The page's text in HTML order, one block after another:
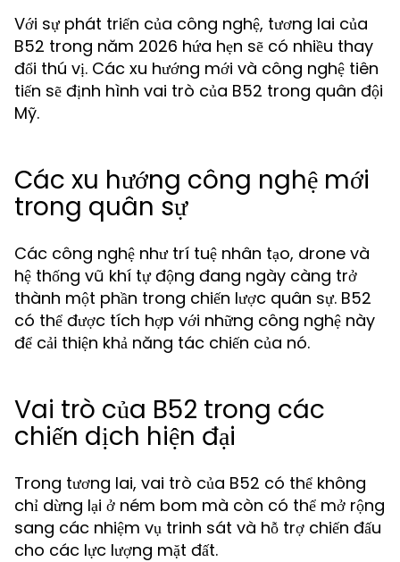
Với sự phát triển của công nghệ, tương lai của
B52 trong năm 2026 hứa hẹn sẽ có nhiều thay
đổi thú vị. Các xu hướng mới và công nghệ tiên
tiến sẽ định hình vai trò của B52 trong quân đội
Mỹ.
Các xu hướng công nghệ mới
trong quân sự
Các công nghệ như trí tuệ nhân tạo, drone và
hệ thống vũ khí tự động đang ngày càng trở
thành một phần trong chiến lược quân sự. B52
có thể được tích hợp với những công nghệ này
để cải thiện khả năng tác chiến của nó.
Vai trò của B52 trong các
chiến dịch hiện đại
Trong tương lai, vai trò của B52 có thể không
chỉ dừng lại ở ném bom mà còn có thể mở rộng
sang các nhiệm vụ trinh sát và hỗ trợ chiến đấu
cho các lực lượng mặt đất.